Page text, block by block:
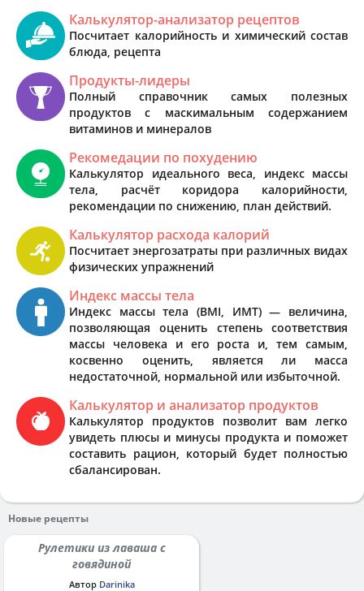
Калькулятор-анализатор рецептов
Посчитает калорийность и химический состав
блюда, рецепта
Продукты-лидеры
Полный справочник самых полезных
продуктов с маскимальным содержанием
витаминов и минералов
Рекомедации по похудению
Калькулятор идеального веса, индекс массы
тела, расчёт коридора калорийности,
рекомендации по снижению, план действий.
Калькулятор расхода калорий
Посчитает энергозатраты при различных видах
физических упражнений
Индекс массы тела
Индекс массы тела (BMI, ИМТ) — величина,
позволяющая оценить степень соответствия
массы человека и его роста и, тем самым,
косвенно оценить, является ли масса
недостаточной, нормальной или избыточной.
Калькулятор и анализатор продуктов
Калькулятор продуктов позволит вам легко
увидеть плюсы и минусы продукта и поможет
составить рацион, который будет полностью
сбалансирован.
Новые рецепты
Рулетики из лаваша с
говядиной
Автор Darinika